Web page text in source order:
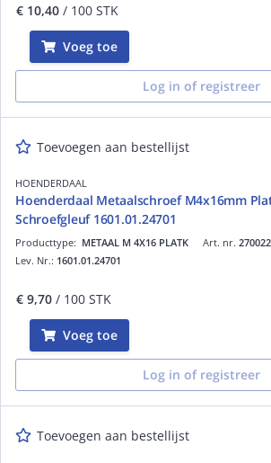
€ 10,40 / 100 STK
Voeg toe
Log in of registreer
Toevoegen aan bestellijst
HOENDERDAAL
Hoenderdaal Metaalschroef M4x16mm
Schroefgleuf 1601.01.24701
Art. nr.
Producttype: METAAL M 4X16 PLATK
Lev. Nr.: 1601.01.24701
€ 9,70 / 100 STK
Voeg toe
Log in of registreer
Toevoegen aan bestellijst